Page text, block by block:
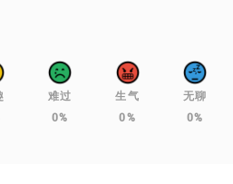
难过
0%
生气
0%
无聊
0%